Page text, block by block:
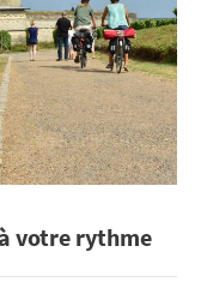
votre rythme